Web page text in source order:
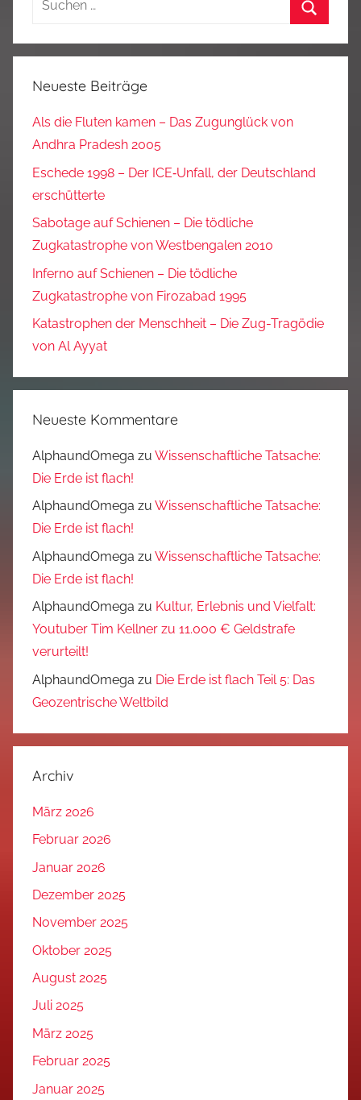
Neueste Beiträge
Als die Fluten kamen – Das Zugunglück von
Andhra Pradesh 2005
Eschede 1998 – Der ICE‑Unfall, der Deutschland
erschütterte
Sabotage auf Schienen – Die tödliche
Zugkatastrophe von Westbengalen 2010
Inferno auf Schienen – Die tödliche
Zugkatastrophe von Firozabad 1995
Katastrophen der Menschheit – Die Zug-Tragödie
von Al Ayyat
Neueste Kommentare
AlphaundOmega zu Wissenschaftliche Tatsache:
Die Erde ist flach!
AlphaundOmega zu Wissenschaftliche Tatsache:
Die Erde ist flach!
AlphaundOmega zu Wissenschaftliche Tatsache:
Die Erde ist flach!
AlphaundOmega zu Kultur, Erlebnis und Vielfalt:
Youtuber Tim Kellner zu 11.000 € Geldstrafe
verurteilt!
AlphaundOmega zu Die Erde ist flach Teil 5: Das
Geozentrische Weltbild
Archiv
März 2026
Februar 2026
Januar 2026
Dezember 2025
November 2025
Oktober 2025
August 2025
Juli 2025
März 2025
Februar 2025
Januar 2025